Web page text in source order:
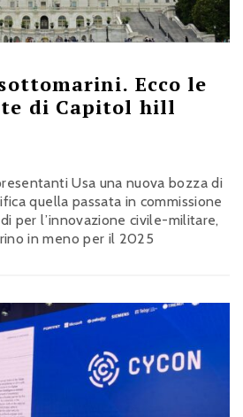
Ecco le
di Capitol hill
Usa una nuova bozza di
quella passata in commissione
per l’innovazione civile-militare,
in meno per il 2025